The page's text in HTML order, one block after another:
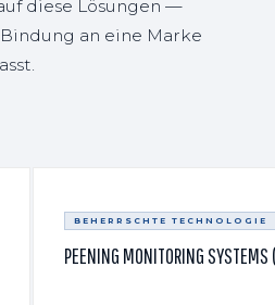
diese Lösungen —
an eine Marke
BEHERRSCHTE TECHNOLOGIE
PEENING MONITORING